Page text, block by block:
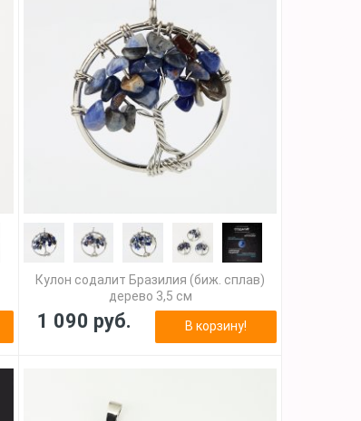
Кулон содалит Бразилия (биж. сплав)
дерево 3,5 см
1 090 руб. В корзину!